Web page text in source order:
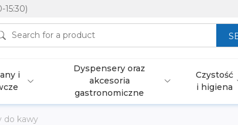
i
Dyspensery oraz
akcesoria
gastronomiczne
Czystość
i higiena
do kawy